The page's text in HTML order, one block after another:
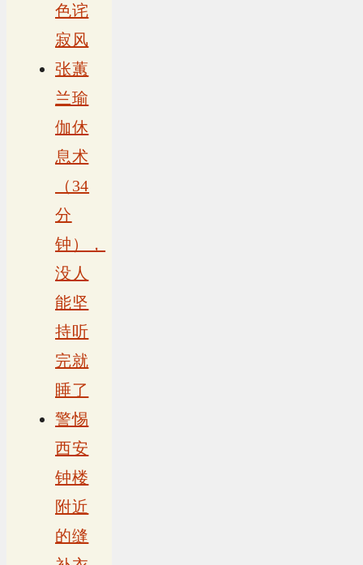
色诧
寂风
张蕙
兰瑜
伽休
息术
（34
分
钟），
没人
能坚
持听
完就
睡了
警惕
西安
钟楼
附近
的缝